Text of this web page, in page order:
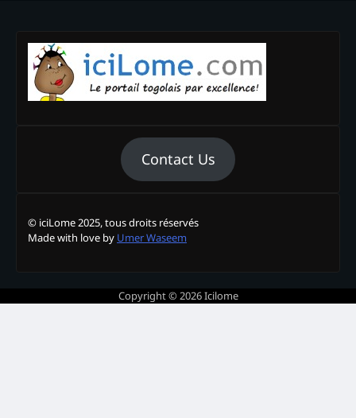
Contact Us
© iciLome 2025, tous droits réservés
Made with love by Umer Waseem
Copyright © 2026Icilome